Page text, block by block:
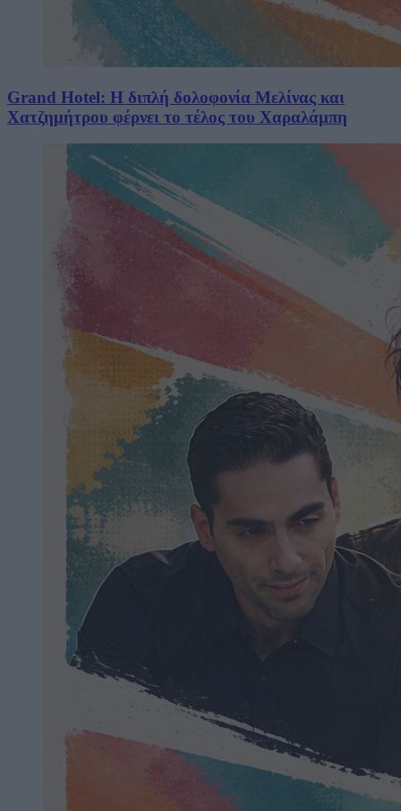
Grand Hotel: Η διπλή δολοφονία Μελίνας και
Χατζημήτρου φέρνει το τέλος του Χαραλάμπη